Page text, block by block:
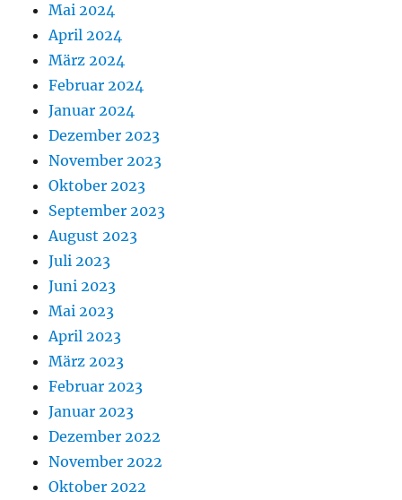
Mai 2024
April 2024
März 2024
Februar 2024
Januar 2024
Dezember 2023
November 2023
Oktober 2023
September 2023
August 2023
Juli 2023
Juni 2023
Mai 2023
April 2023
März 2023
Februar 2023
Januar 2023
Dezember 2022
November 2022
Oktober 2022